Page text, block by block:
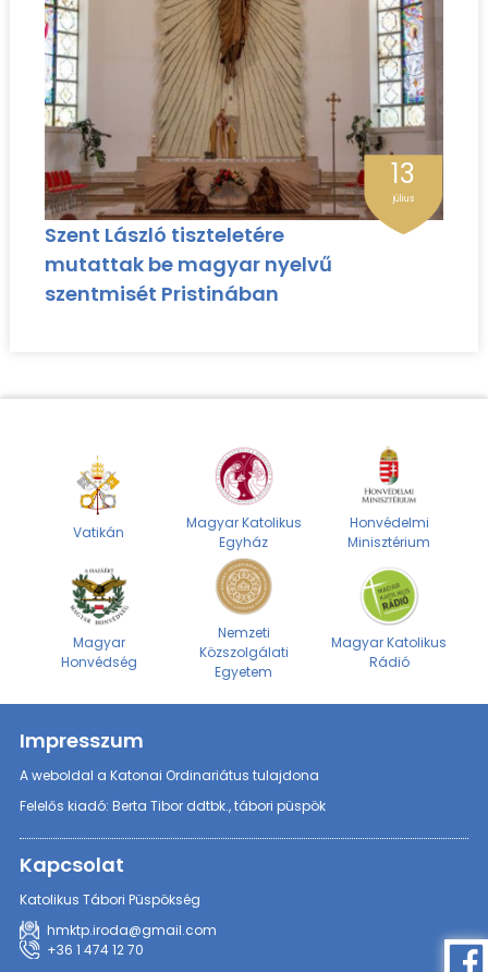
Szent László tiszteletére
mutattak be magyar nyelvű
szentmisét Pristinában
13
július
Vatikán
Magyar Katolikus
Egyház
Honvédelmi
Minisztérium
Magyar
Honvédség
Nemzeti
Közszolgálati
Egyetem
Magyar Katolikus
Rádió
Impresszum
A weboldal a Katonai Ordinariátus tulajdona
Felelős kiadó: Berta Tibor ddtbk., tábori püspök
Kapcsolat
Katolikus Tábori Püspökség
hmktp.iroda@gmail.com
+36 1 474 12 70